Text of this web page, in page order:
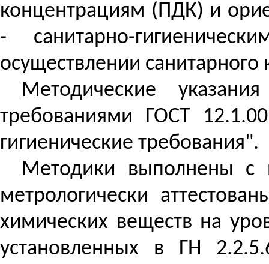
концентрациям (ПДК) и
- санитарно-
осуществлении санитарного
Методические
требованиями ГОСТ
гигиенические требования".
Методики выполнены с
метрологически
химических веществ на
установленных в ГН